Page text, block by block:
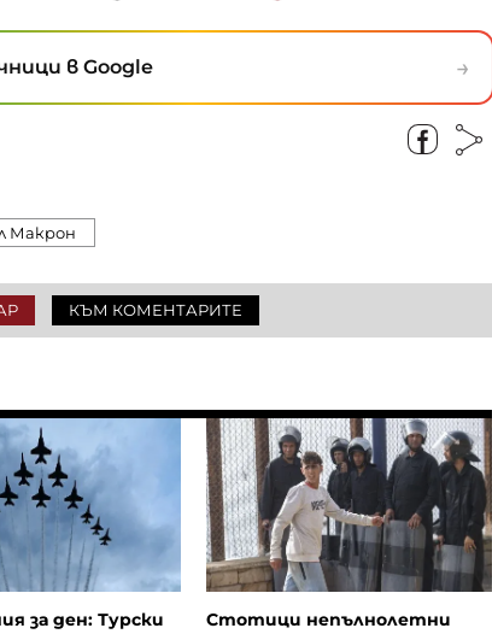
в Google →
Макрон
КЪМ КОМЕНТАРИТЕ
коридор
за ден: Турски
Стотици непълнолетни